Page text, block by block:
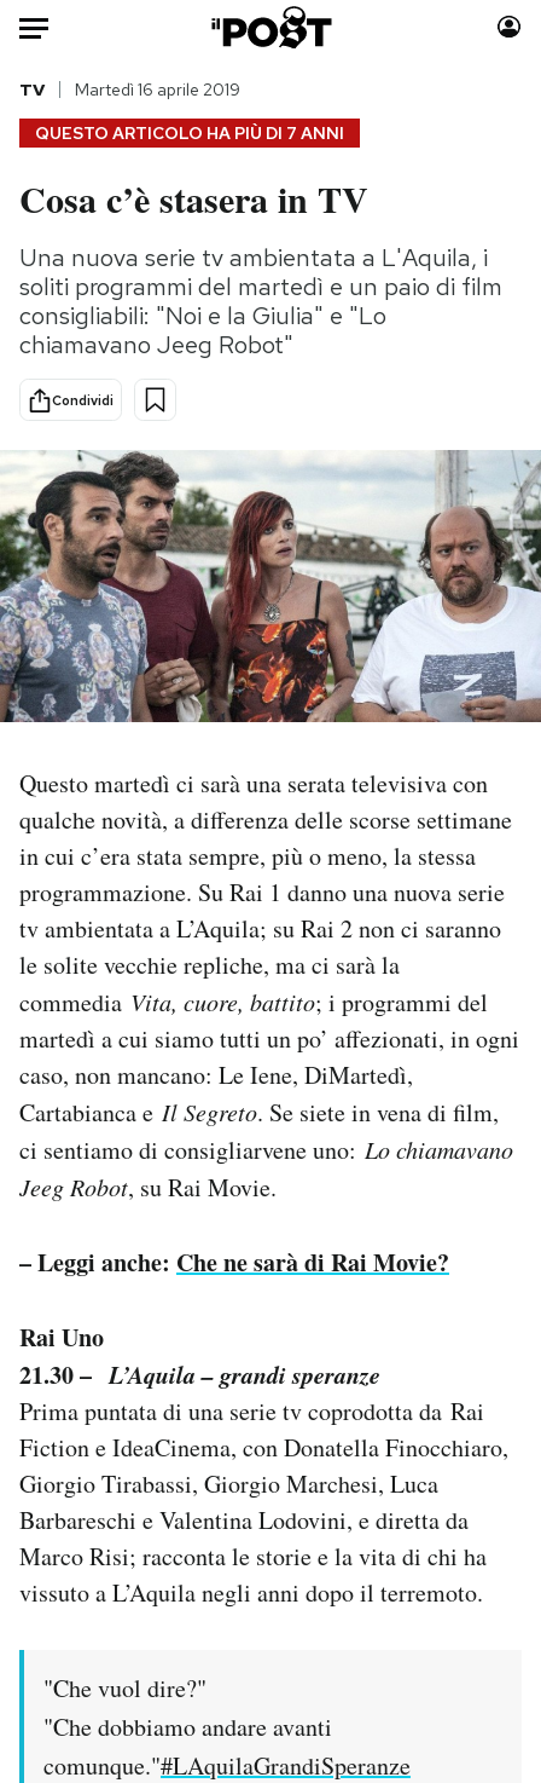
HOME
Italia
Politica
Tecnologia
Internet
Scienza
Cultura
Economia
Sport
Moda
Consumismi
Storie/Idee
Mondiali calcio 2026
PODCAST
NEWSLETTER
SHOP
CALENDARIO
Area Personale
Newsletter
Notifiche mobile
Hai bisogno di aiuto?
Esci
QUESTO ARTICOLO HA PIÙ DI 7 ANNI
TV Martedì 16 aprile 2019
Cosa c’è stasera in TV
Una nuova serie tv ambientata a L'Aquila, i
soliti programmi del martedì e un paio di film
consigliabili: "Noi e la Giulia" e "Lo
chiamavano Jeeg Robot"
Condividi
Questo martedì ci sarà una serata televisiva con
qualche novità, a differenza delle scorse settimane
in cui c’era stata sempre, più o meno, la stessa
programmazione. Su Rai 1 danno una nuova serie
tv ambientata a L’Aquila; su Rai 2 non ci saranno
le solite vecchie repliche, ma ci sarà la
commedia Vita, cuore, battito; i programmi del
martedì a cui siamo tutti un po’ affezionati, in ogni
caso, non mancano: Le Iene, DiMartedì,
Cartabianca e Il Segreto. Se siete in vena di film,
ci sentiamo di consigliarvene uno: Lo chiamavano
Jeeg Robot, su Rai Movie.
– Leggi anche: Che ne sarà di Rai Movie?
Rai Uno
21.30 –L’Aquila – grandi speranze
Prima puntata di una serie tv coprodotta da Rai
Fiction e IdeaCinema, con Donatella Finocchiaro,
Giorgio Tirabassi, Giorgio Marchesi, Luca
Barbareschi e Valentina Lodovini, e diretta da
Marco Risi; racconta le storie e la vita di chi ha
vissuto a L’Aquila negli anni dopo il terremoto.
"Che vuol dire?"
"Che dobbiamo andare avanti
comunque."#LAquilaGrandiSperanze